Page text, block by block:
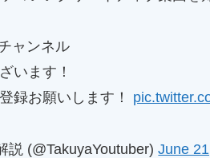
ャンネル
います！
録お願いします！
説 (@TakuyaYoutuber)June